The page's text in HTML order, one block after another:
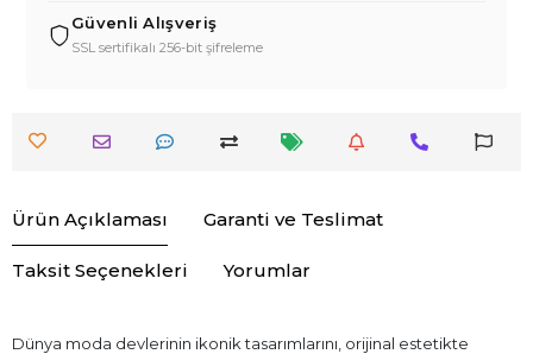
Güvenli Alışveriş
SSL sertifikalı 256-bit şifreleme
Ürün Açıklaması Garanti ve Teslimat
Taksit Seçenekleri Yorumlar
Dünya moda devlerinin ikonik tasarımlarını, orijinal estetikte